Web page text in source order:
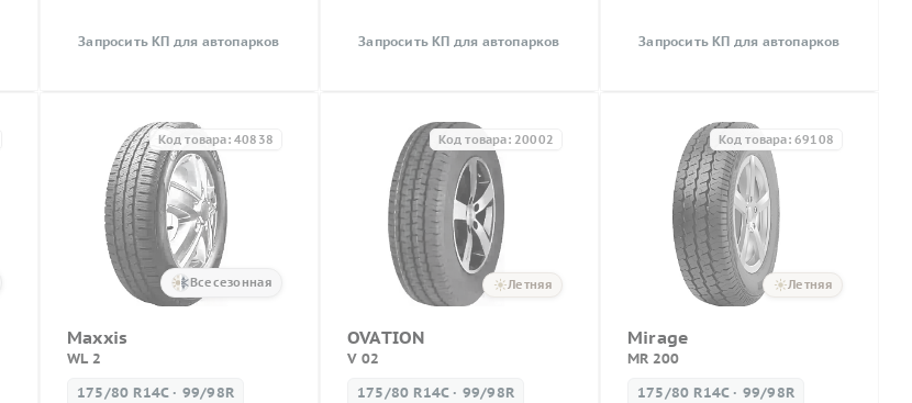
Запросить КП для автопарков Запросить КП для автопарков Запросить КП для автопарков
Всесезонная
Код товара: 40838
Maxxis
WL 2
175/80 R14C · 99/98R
Летняя
Код товара: 20002
OVATION
V 02
175/80 R14C · 99/98R
Летняя
Код товара: 69108
Mirage
MR 200
175/80 R14C · 99/98R